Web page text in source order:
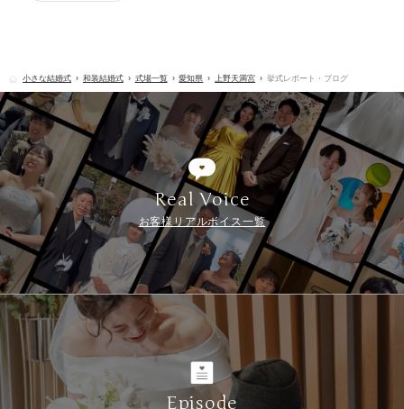
小さな結婚式 和装結婚式 式場一覧 愛知県 上野天満宮 挙式レポート・ブログ
Real Voice
お客様リアルボイス一覧
Episode